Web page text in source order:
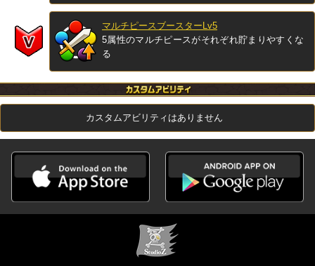
マルチピースブースターLv5
5属性のマルチピースがそれぞれ貯まりやすくな
る
カスタムアビリティはありません